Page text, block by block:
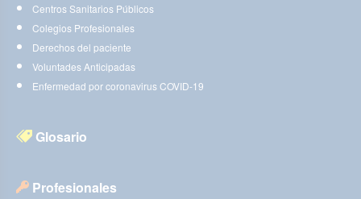
Centros Sanitarios Públicos
Colegios Profesionales
Derechos del paciente
Voluntades Anticipadas
Enfermedad por coronavirus COVID-19
Glosario
Profesionales